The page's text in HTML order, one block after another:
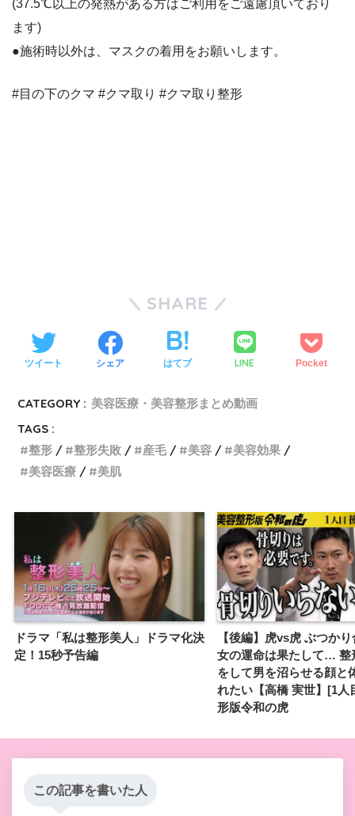
(37.5℃以上の発熱がある方はご利用をご遠慮頂いており
ます)
●施術時以外は、マスクの着用をお願いします。
#目の下のクマ #クマ取り #クマ取り整形
SHARE
ツイート シェア はてブ LINE Pocket
CATEGORY : 美容医療・美容整形まとめ動画
TAGS :
整形
整形失敗 産毛 美容
美容効果
美容医療
美肌
ドラマ「私は整形美人」ドラマ化決
定！15秒予告編
【後編】虎vs虎 ぶつか
女の運命は果たして… 整
をして男を沼らせる顔と
れたい【高橋 実世】[1人
形版令和の虎
この記事を書いた人